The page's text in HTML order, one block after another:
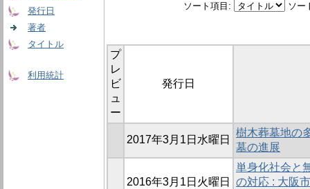
発行日
著者
タイトル
利用統計
ソート項目: ソー
プ
レ
ビ
ュ
ー
発行日
2017年3月1日水曜日
樹木葬墓地の
墓の進展
2016年3月1日火曜日
単身化社会と
の対応 : 大阪